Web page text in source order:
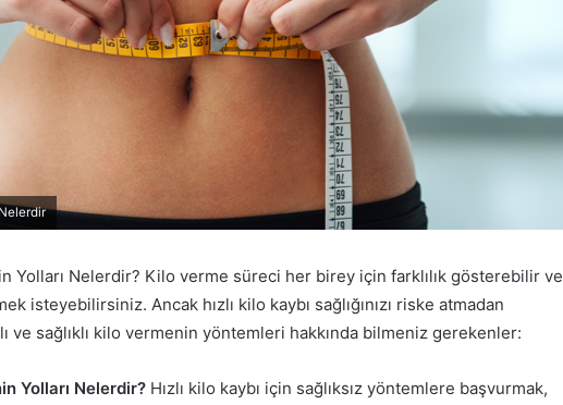
Yolları Nelerdir? Kilo verme süreci her birey için farklılık gösterebilir ve
isteyebilirsiniz. Ancak hızlı kilo kaybı sağlığınızı riske atmadan
ve sağlıklı kilo vermenin yöntemleri hakkında bilmeniz gerekenler:
Yolları Nelerdir? Hızlı kilo kaybı için sağlıksız yöntemlere başvurmak,